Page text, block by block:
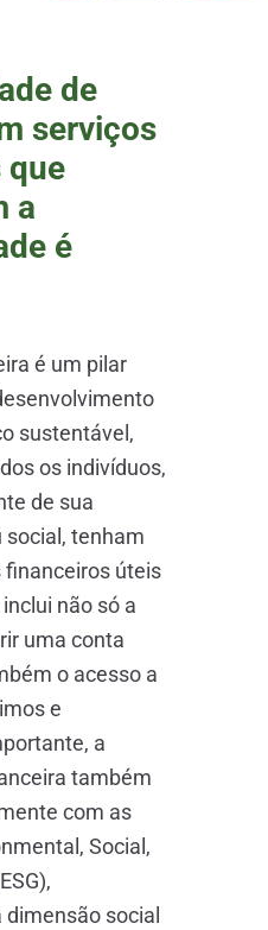
de
serviços
que
a
é
é um pilar
sustentável,
os indivíduos,
de sua
social, tenham
financeiros úteis
não só a
uma conta
o acesso a
e
a
também
com as
Social,
social